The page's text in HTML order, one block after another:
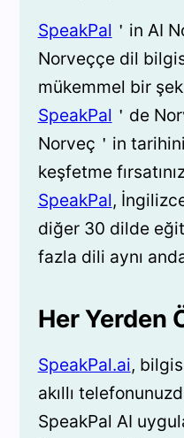
SpeakPal ＇in AI
Norveççe dil
mükemmel bir
SpeakPal ＇de
Norveç＇in
keşfetme
SpeakPal,
diğer 30 dilde
fazla dili aynı
Her Yerden
SpeakPal.ai,
akıllı
SpeakPal AI